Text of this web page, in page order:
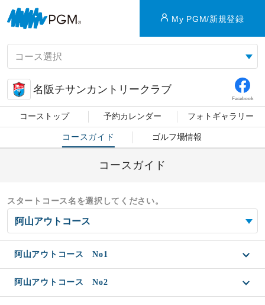
My PGM/新規登録
名阪チサンカントリークラブ
Facebook
コーストップ 予約カレンダー フォトギャラリー
コースガイド ゴルフ場情報
コースガイド
スタートコース名を選択してください。
阿山アウトコース No1
阿山アウトコース No2